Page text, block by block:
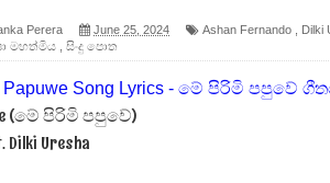
Perera June 25, 2024 Ashan Fernando Dilki
මහත්මිය සිංදු පොත
(මේ පිරිමි පපුවේ)
Dilki Uresha